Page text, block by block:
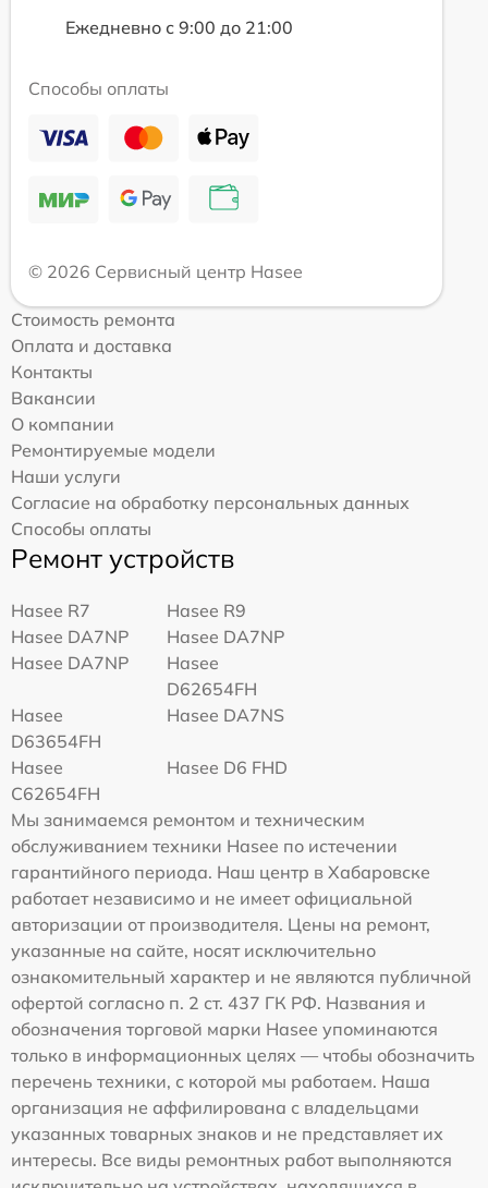
Ежедневно с 9:00 до 21:00
Способы оплаты
© 2026 Сервисный центр Hasee
Стоимость ремонта
Оплата и доставка
Контакты
Вакансии
О компании
Ремонтируемые модели
Наши услуги
Согласие на обработку персональных данных
Способы оплаты
Ремонт устройств
Hasee R7
Hasee R9
Hasee DA7NP
Hasee DA7NP
Hasee DA7NP
Hasee
D62654FH
Hasee
D63654FH
Hasee DA7NS
Hasee
C62654FH
Hasee D6 FHD
Мы занимаемся ремонтом и техническим
обслуживанием техники Hasee по истечении
гарантийного периода. Наш центр в Хабаровске
работает независимо и не имеет официальной
авторизации от производителя. Цены на ремонт,
указанные на сайте, носят исключительно
ознакомительный характер и не являются публичной
офертой согласно п. 2 ст. 437 ГК РФ. Названия и
обозначения торговой марки Hasee упоминаются
только в информационных целях — чтобы обозначить
перечень техники, с которой мы работаем. Наша
организация не аффилирована с владельцами
указанных товарных знаков и не представляет их
интересы. Все виды ремонтных работ выполняются